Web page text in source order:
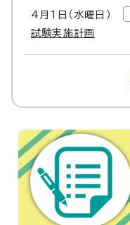
4月1日（水曜日）
試験実施計画